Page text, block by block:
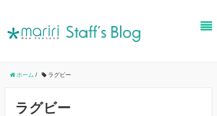
ホーム / ラグビー
ラグビー